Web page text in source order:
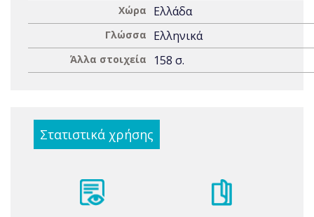
Χώρα Ελλάδα
Γλώσσα Ελληνικά
Άλλα στοιχεία 158 σ.
Στατιστικά χρήσης